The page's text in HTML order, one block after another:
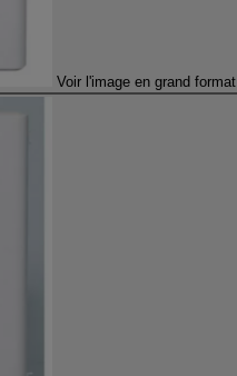
Voir l'image en grand format